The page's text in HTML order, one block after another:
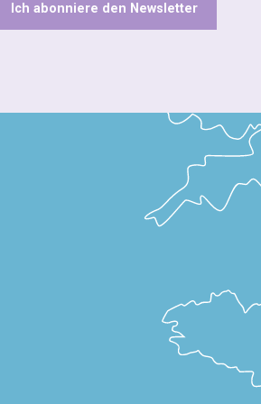
Ich abonniere den Newsletter